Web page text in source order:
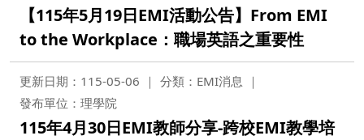
【115年5月19日EMI活動公告】From EMI
to the Workplace：職場英語之重要性
更新日期：115-05-06
分類：EMI消息
發布單位：理學院
115年4月30日EMI教師分享-跨校EMI教學培